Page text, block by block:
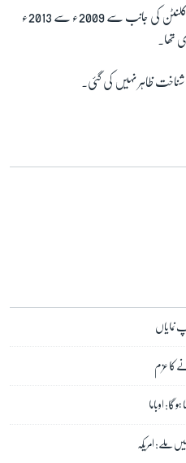
ہیکنگ کا یہ دورانیہ سابق وزیر خارجہ ہیلری کلنٹن کی جانب سے 2009ء سے 2013ء
تھا۔
ظاہر نہیں کی گئی۔
نمایاں
کا عزم
گا: اوباما
ملے: امریکہ